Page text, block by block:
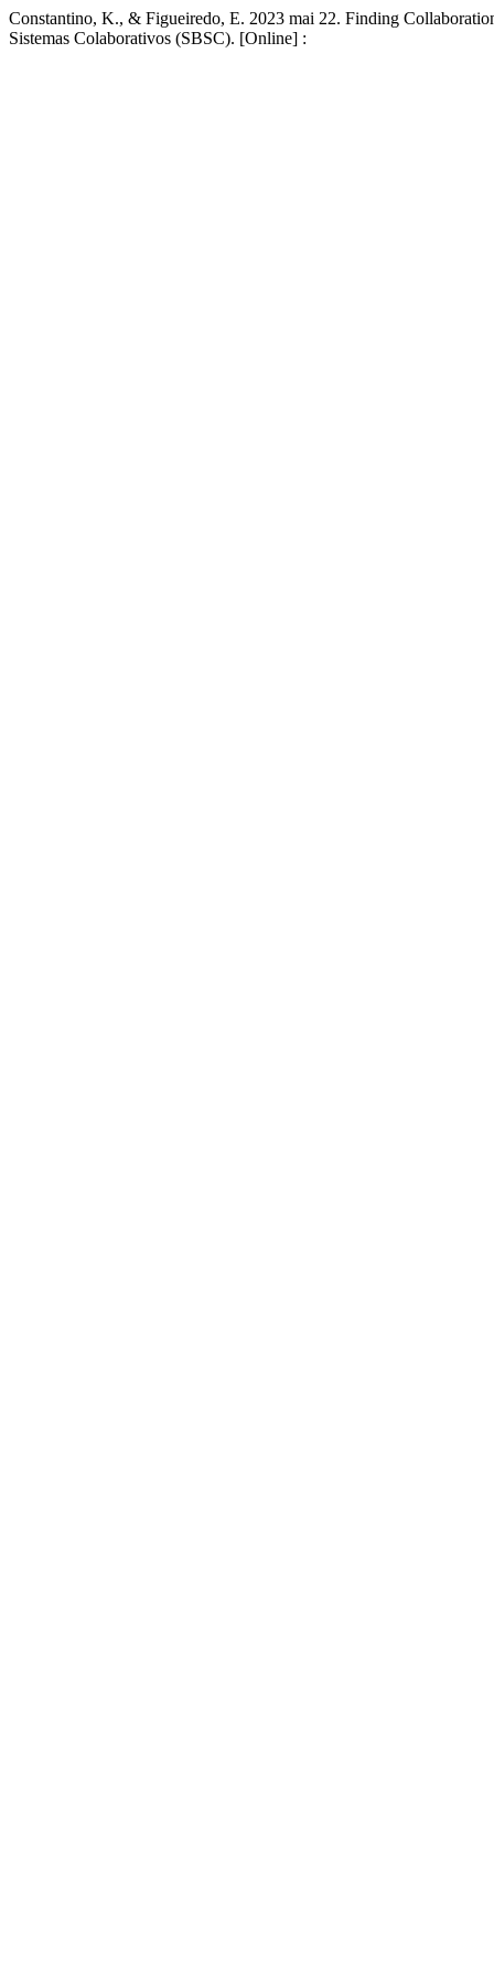
Constantino, K., & Figueiredo, E. 2023 mai 22. Finding
Sistemas Colaborativos (SBSC). [Online] :